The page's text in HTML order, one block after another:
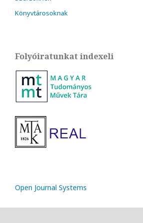
Könyvtárosoknak
Folyóiratunkat indexeli
Open Journal Systems